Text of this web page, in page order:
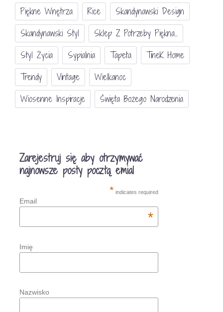
Piękne Wnętrza
Rice
Skandynawski Design
Skandynawski Styl
Sklep Z Potrzeby Piękna...
Styl Życia
Sypialnia Tapeta
TineK Home
Trendy
Vintage
Wielkanoc
Wiosenne Inspiracje
Święta Bożego Narodzenia
Zarejestruj się aby otrzymywać
najnowsze posty pocztą emial
* indicates required
Email
*
Imię
Nazwisko